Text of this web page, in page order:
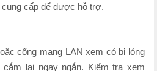
cung cấp để được hỗ trợ.
cổng mạng LAN xem có bị lỏng
lại ngay ngắn. Kiểm tra xem